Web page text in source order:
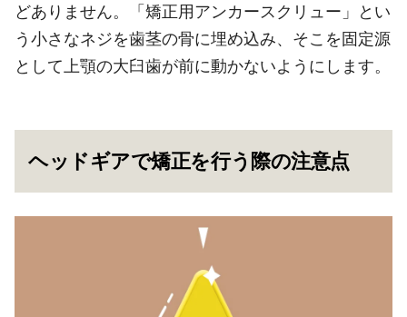
どありません。「矯正用アンカースクリュー」とい
う小さなネジを歯茎の骨に埋め込み、そこを固定源
として上顎の大臼歯が前に動かないようにします。
ヘッドギアで矯正を行う際の注意点